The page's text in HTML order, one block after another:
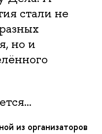
стали не
но и
из организаторов